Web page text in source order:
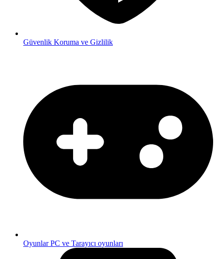
Güvenlik Koruma ve Gizlilik
OyunlarPC ve Tarayıcı oyunları